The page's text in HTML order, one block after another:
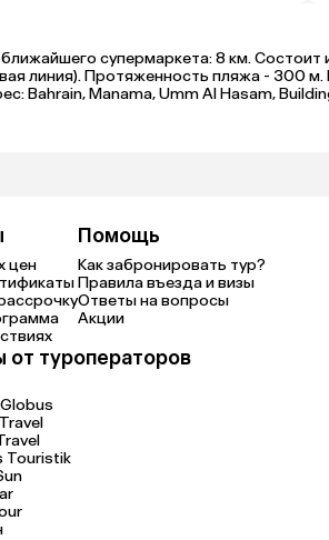
супермаркета: 8 км. Состоит
Протяженность пляжа - 300 м.
Manama, Umm Al Hasam,
цен
Помощь
Как забронировать тур?
Правила въезда и визы
Ответы на вопросы
Акции
от туроператоров
Touristik